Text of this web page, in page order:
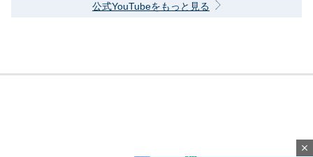
公式YouTubeをもっと見る
close